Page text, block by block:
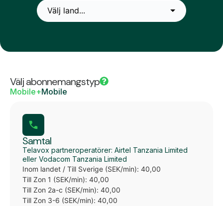
Välj abonnemangstyp
Mobile+Mobile
Samtal
Telavox partneroperatörer: Airtel Tanzania Limited
eller Vodacom Tanzania Limited
Inom landet / Till Sverige (SEK/min): 40,00
Till Zon 1 (SEK/min): 40,00
Till Zon 2a-c (SEK/min): 40,00
Till Zon 3-6 (SEK/min): 40,00